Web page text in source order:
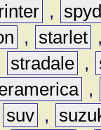
,
, starlet
stradale ,
,
suv ,